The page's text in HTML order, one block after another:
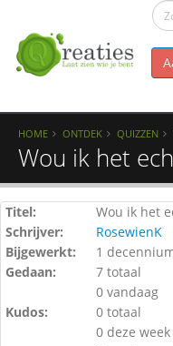
HOME ONTDEK QUIZZEN
Wou ik het
Titel:
Wou ik het
Schrijver:
RosewienK
Bijgewerkt:
1
Gedaan:
7 totaal
0 vandaag
Kudos:
0 totaal
0 deze week